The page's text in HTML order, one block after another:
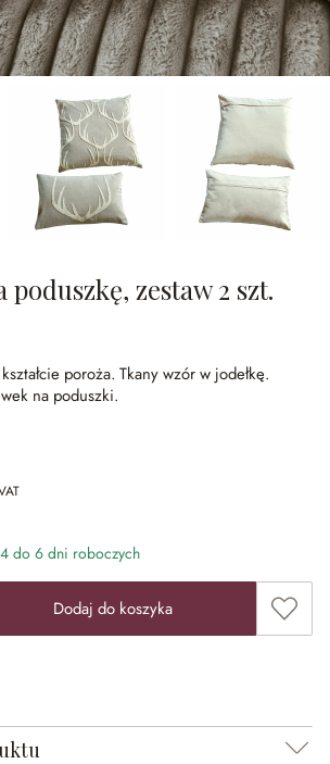
poduszkę, zestaw 2 szt.
poroża. Tkany wzór w jodełkę.
na poduszki.
do 6 dni roboczych
żądaną wartość lub użyj
Dodaj do koszyka Dodaj